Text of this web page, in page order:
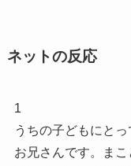
ネットの反応
1
うちの子どもにと
お兄さんです。ま